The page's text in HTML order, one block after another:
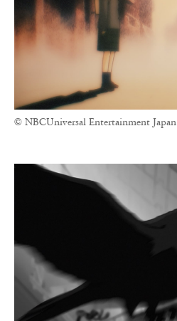
© NBCUniversal Entertainment Japan